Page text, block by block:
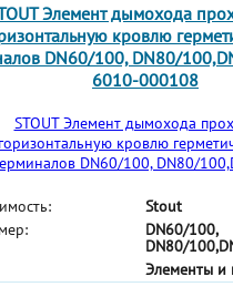
Элемент дымохода
кровлю
DN60/100, DN80/
6010-000108
Stout
DN60/100,
DN80/
Элементы и